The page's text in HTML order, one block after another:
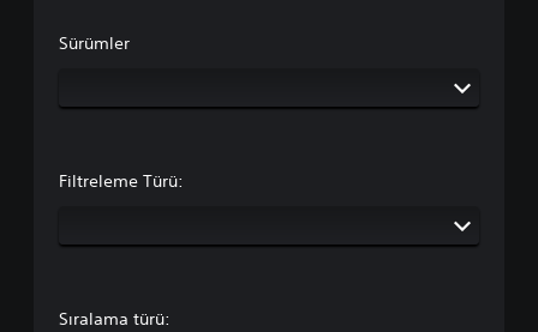
Sürümler
Filtreleme Türü:
Sıralama türü: